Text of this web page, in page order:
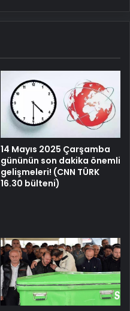
14 Mayıs 2025 Çarşamba
gününün son dakika önemli
gelişmeleri! (CNN TÜRK
16.30 bülteni)